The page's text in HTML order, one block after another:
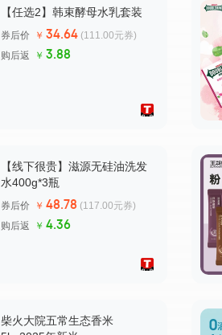
【任选2】韩束酵母水乳套装
券后价 ￥ 34.64 (111.00元券)
购后返
￥ 3.88
【线下很贵】滋源无硅油洗发
水400g*3瓶
券后价 ￥ 48.78 (117.00元券)
购后返
￥ 4.36
柴火大院五常生态香米